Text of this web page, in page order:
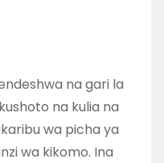
na gari la
na kulia na
wa picha ya
wa kikomo. Ina